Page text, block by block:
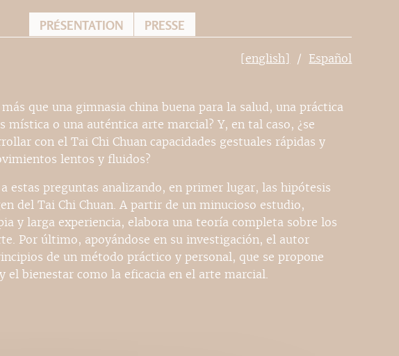
PRÉSENTATION PRESSE
[english] Español
más que una gimnasia china buena para la salud, una práctica
mística o una auténtica arte marcial? Y, en tal caso, ¿se
con el Tai Chi Chuan capacidades gestuales rápidas y
lentos y fluidos?
estas preguntas analizando, en primer lugar, las hipótesis
del Tai Chi Chuan. A partir de un minucioso estudio,
y larga experiencia, elabora una teoría completa sobre los
Por último, apoyándose en su investigación, el autor
de un método práctico y personal, que se propone
el bienestar como la eficacia en el arte marcial.